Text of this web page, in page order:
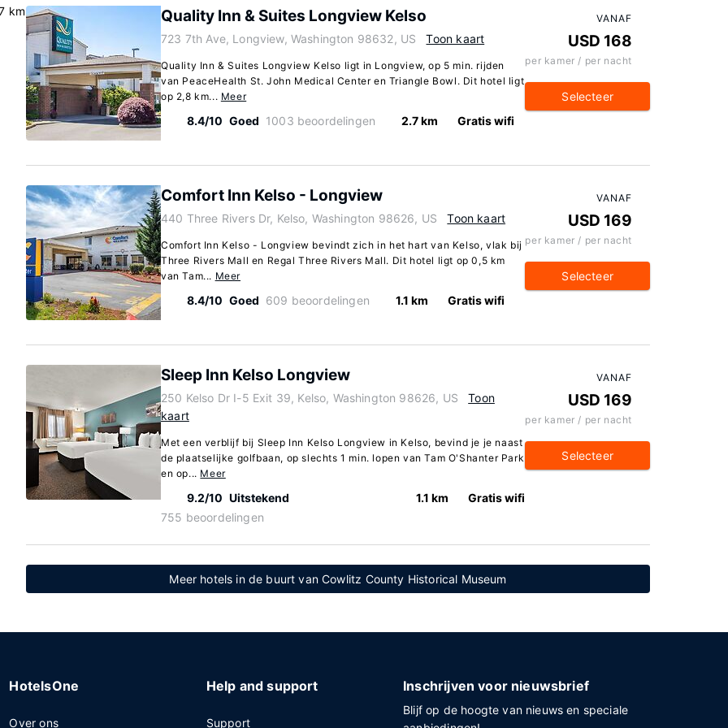
km Quality Inn & Suites Longview Kelso
723 7th Ave, Longview, Washington 98632, US Toon kaart
Quality Inn & Suites Longview Kelso ligt in Longview, op 5 min. rijden
van PeaceHealth St. John Medical Center en Triangle Bowl. Dit hotel ligt
op 2,8 km... Meer
8.4/10 Goed 1003 beoordelingen 2.7 km Gratis wifi
VANAF
USD 168
per kamer / per nacht
Selecteer
Comfort Inn Kelso - Longview
440 Three Rivers Dr, Kelso, Washington 98626, US Toon kaart
Comfort Inn Kelso - Longview bevindt zich in het hart van Kelso, vlak bij
Three Rivers Mall en Regal Three Rivers Mall. Dit hotel ligt op 0,5 km
van Tam... Meer
8.4/10 Goed 609 beoordelingen 1.1 km Gratis wifi
VANAF
USD 169
per kamer / per nacht
Selecteer
Sleep Inn Kelso Longview
250 Kelso Dr I-5 Exit 39, Kelso, Washington 98626, US
Toon
kaart
Met een verblijf bij Sleep Inn Kelso Longview in Kelso, bevind je je naast
de plaatselijke golfbaan, op slechts 1 min. lopen van Tam O'Shanter Park
en op... Meer
9.2/10 Uitstekend
755 beoordelingen
1.1 km Gratis wifi
VANAF
USD 169
per kamer / per nacht
Selecteer
Meer hotels in de buurt van Cowlitz County Historical Museum
HotelsOne
Over ons
Help and support
Support
Inschrijven voor nieuwsbrief
Blijf op de hoogte van nieuws en speciale